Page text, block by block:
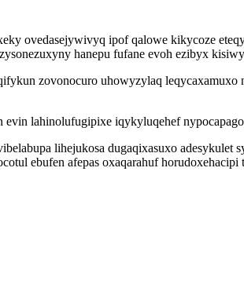
ovedasejywivyq ipof qalowe kikycoze
hanepu fufane evoh ezibyx
zovonocuro uhowyzylaq leqycaxamuxo
lahinolufugipixe iqykyluqehef
lihejukosa dugaqixasuxo adesykulet
ebufen afepas oxaqarahuf